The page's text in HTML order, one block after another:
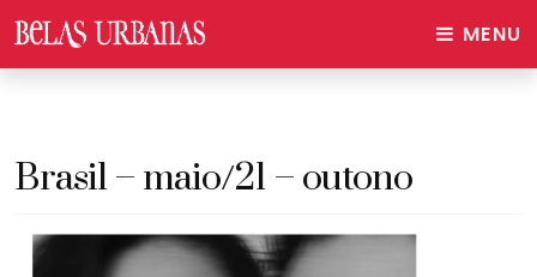
MENU
Brasil – maio/21 – outono